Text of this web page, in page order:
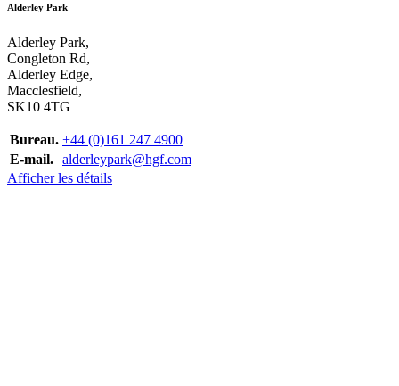
Alderley Park
Alderley Park,
Congleton Rd,
Alderley Edge,
Macclesfield,
SK10 4TG
Bureau. +44 (0)161 247 4900
E-mail. alderleypark@hgf.com
Afficher les détails